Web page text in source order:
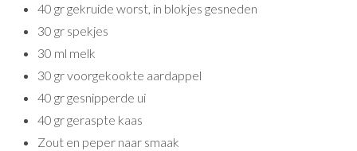
40 gr gekruide worst, in blokjes gesneden
30 gr spekjes
30 ml melk
30 gr voorgekookte aardappel
40 gr gesnipperde ui
40 gr geraspte kaas
Zout en peper naar smaak